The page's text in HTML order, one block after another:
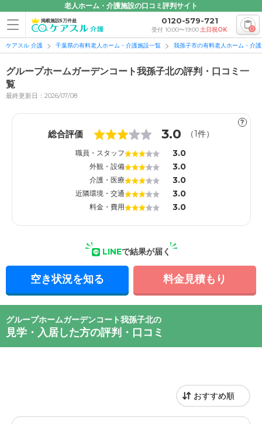
老人ホーム・介護施設の口コミ評判サイト
掲載施設5万件超 0120-579-721
受付 10:00〜19:00土日祝OK 0
ケアスル 介護 千葉県の有料老人ホーム・介護施設一覧 我孫子市の有料老人ホーム・介
グループホームガーデンコート我孫子北の評判・口コミ一
覧
最終更新日：2026/07/08
?
総合評価 3.0 （1件）
職員・スタッフ 3.0
外観・設備 3.0
介護・医療 3.0
近隣環境・交通 3.0
料金・費用 3.0
LINEで結果が届く
空き状況を知る 料金見積もり
グループホームガーデンコート我孫子北の
見学・入居した方の評判・口コミ
1 1